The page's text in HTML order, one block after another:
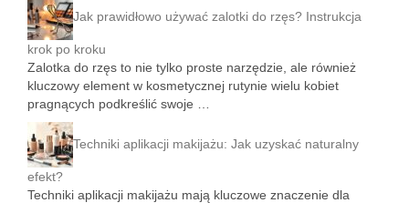
Jak prawidłowo używać zalotki do rzęs? Instrukcja
krok po kroku
Zalotka do rzęs to nie tylko proste narzędzie, ale również
kluczowy element w kosmetycznej rutynie wielu kobiet
pragnących podkreślić swoje …
Techniki aplikacji makijażu: Jak uzyskać naturalny
efekt?
Techniki aplikacji makijażu mają kluczowe znaczenie dla